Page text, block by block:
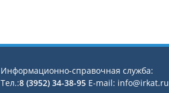
Информационно-справочная служба:
Тел.:8 (3952) 34-38-95 E-mail: info@irkat.ru